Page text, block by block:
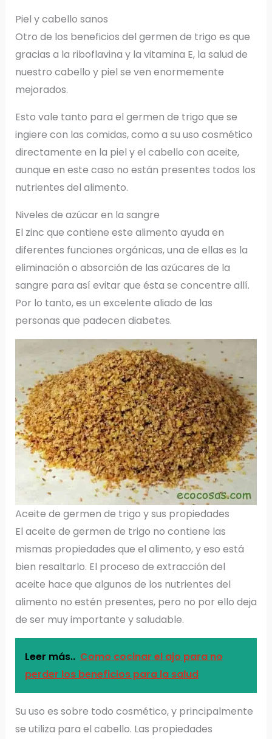
Piel y cabello sanos
Otro de los beneficios del germen de trigo es que
gracias a la riboflavina y la vitamina E, la salud de
nuestro cabello y piel se ven enormemente
mejorados.
Esto vale tanto para el germen de trigo que se
ingiere con las comidas, como a su uso cosmético
directamente en la piel y el cabello con aceite,
aunque en este caso no están presentes todos los
nutrientes del alimento.
Niveles de azúcar en la sangre
El zinc que contiene este alimento ayuda en
diferentes funciones orgánicas, una de ellas es la
eliminación o absorción de las azúcares de la
sangre para así evitar que ésta se concentre allí.
Por lo tanto, es un excelente aliado de las
personas que padecen diabetes.
Aceite de germen de trigo y sus propiedades
El aceite de germen de trigo no contiene las
mismas propiedades que el alimento, y eso está
bien resaltarlo. El proceso de extracción del
aceite hace que algunos de los nutrientes del
alimento no estén presentes, pero no por ello deja
de ser muy importante y saludable.
Leer más.. Como cocinar el ajo para no
perder los beneficios para la salud
Su uso es sobre todo cosmético, y principalmente
se utiliza para el cabello. Las propiedades